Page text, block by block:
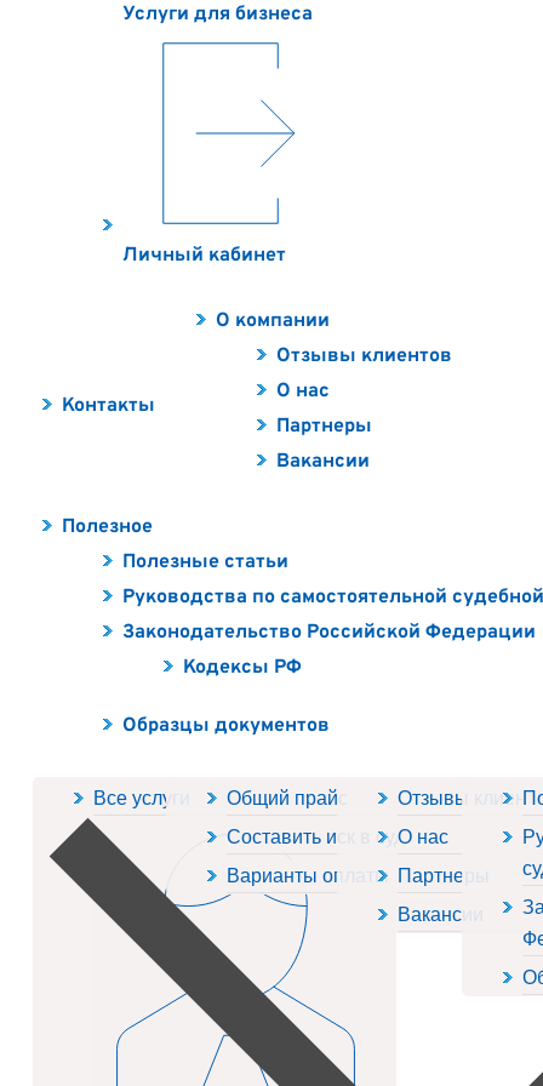
Все услуги
Общий прайс
Составить иск в суд
Варианты оплаты
Отзывы
О нас
Партнеры
Вакансии
Услуги для бизнеса
Личный кабинет
Контакты
О компании
Отзывы клиентов
О нас
Партнеры
Вакансии
Полезное
Полезные статьи
Руководства по самостоятельной
Законодательство Российской Федерации
Кодексы РФ
Образцы документов